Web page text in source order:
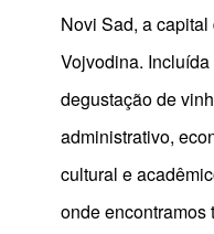
Novi Sad, a capital
Vojvodina. Incluída
degustação de
administrativo,
cultural e
onde encontramos